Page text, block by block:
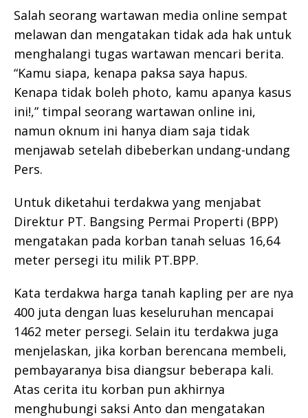
Salah seorang wartawan media online sempat
melawan dan mengatakan tidak ada hak untuk
menghalangi tugas wartawan mencari berita.
“Kamu siapa, kenapa paksa saya hapus.
Kenapa tidak boleh photo, kamu apanya kasus
ini!,” timpal seorang wartawan online ini,
namun oknum ini hanya diam saja tidak
menjawab setelah dibeberkan undang-undang
Pers.
Untuk diketahui terdakwa yang menjabat
Direktur PT. Bangsing Permai Properti (BPP)
mengatakan pada korban tanah seluas 16,64
meter persegi itu milik PT.BPP.
Kata terdakwa harga tanah kapling per are nya
400 juta dengan luas keseluruhan mencapai
1462 meter persegi. Selain itu terdakwa juga
menjelaskan, jika korban berencana membeli,
pembayaranya bisa diangsur beberapa kali.
Atas cerita itu korban pun akhirnya
menghubungi saksi Anto dan mengatakan